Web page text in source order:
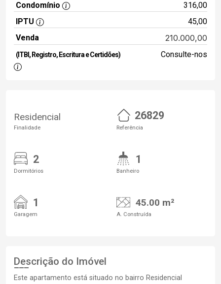
Condomínio
316,00
IPTU
45,00
Venda
210.000,00
(ITBI, Registro, Escritura e Certidões) Consulte-nos
Residencial
Finalidade
26829
Referência
2
Dormitórios
1
Banheiro
1
Garagem
45.00 m²
A. Construída
Descrição do Imóvel
Este apartamento está situado no bairro Residencial